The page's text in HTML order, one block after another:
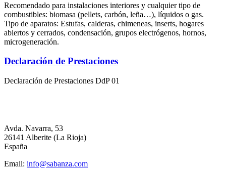
Recomendado para instalaciones interiores y cualquier tipo de
combustibles: biomasa (pellets, carbón, leña…), líquidos o gas.
Tipo de aparatos: Estufas, calderas, chimeneas, inserts, hogares
abiertos y cerrados, condensación, grupos electrógenos, hornos,
microgeneración.
Declaración de Prestaciones
Declaración de Prestaciones DdP 01
Avda. Navarra, 53
26141 Alberite (La Rioja)
España
Email: info@sabanza.com